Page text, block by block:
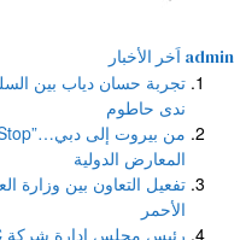
admin اَخر الأخبار
تجربة حسان دياب بين
ندى حاطوم
المعارض الدولية
تفعيل التعاون بين وزارة
الأحمر